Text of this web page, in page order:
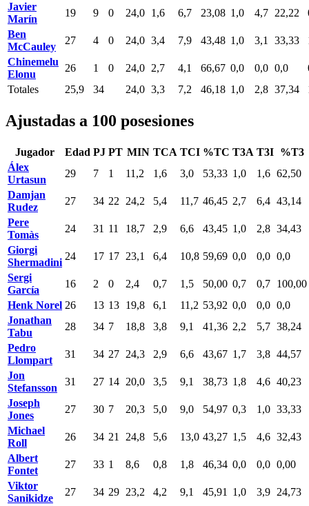
Javier
Marín
19 9 0 24,0 1,6 6,7 23,08 1,0 4,7 22,22
Ben
McCauley
27 4 0 24,0 3,4 7,9 43,48 1,0 3,1 33,33
Chinemelu
Elonu
26 1 0 24,0 2,7 4,1 66,67 0,0 0,0 0,0
Totales
25,9 34 24,0 3,3 7,2 46,18 1,0 2,8 37,34
Ajustadas a 100 posesiones
Jugador Edad PJ PT MIN TCA TCI %TC T3A T3I %T3
Álex
Urtasun
29 7 1 11,2 1,6 3,0 53,33 1,0 1,6 62,50
Damjan
Rudez
27 34 22 24,2 5,4 11,7 46,45 2,7 6,4 43,14
Pere
Tomàs
24 31 11 18,7 2,9 6,6 43,45 1,0 2,8 34,43
Giorgi
Shermadini
24 17 17 23,1 6,4 10,8 59,69 0,0 0,0 0,0
Sergi
García
16 2 0 2,4 0,7 1,5 50,00 0,7 0,7 100,00
Henk Norel 26 13 13 19,8 6,1 11,2 53,92 0,0 0,0 0,0
Jonathan
Tabu
28 34 7 18,8 3,8 9,1 41,36 2,2 5,7 38,24
Pedro
Llompart
31 34 27 24,3 2,9 6,6 43,67 1,7 3,8 44,57
Jon
Stefansson
31 27 14 20,0 3,5 9,1 38,73 1,8 4,6 40,23
Joseph
Jones
27 30 7 20,3 5,0 9,0 54,97 0,3 1,0 33,33
Michael
Roll
26 34 21 24,8 5,6 13,0 43,27 1,5 4,6 32,43
Albert
Fontet
27 33 1 8,6 0,8 1,8 46,34 0,0 0,0 0,00
Viktor
Sanikidze
27 34 29 23,2 4,2 9,1 45,91 1,0 3,9 24,73